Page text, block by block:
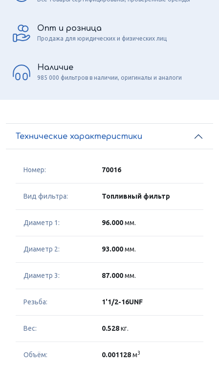
Опт и розница
Продажа для юридических и физических лиц
Наличие
985 000 фильтров в наличии, оригиналы и аналоги
Технические характеристики
Номер: 70016
Вид фильтра: Топливный фильтр
Диаметр 1: 96.000мм.
Диаметр 2: 93.000мм.
Диаметр 3: 87.000мм.
Резьба: 1'1/2-16UNF
Вес: 0.528кг.
Объём: 0.001128м3